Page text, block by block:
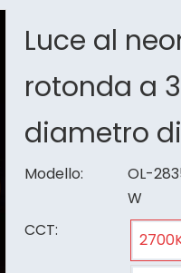
Luce al
rotonda a
diametro
Modello:
OL-
W
CCT: